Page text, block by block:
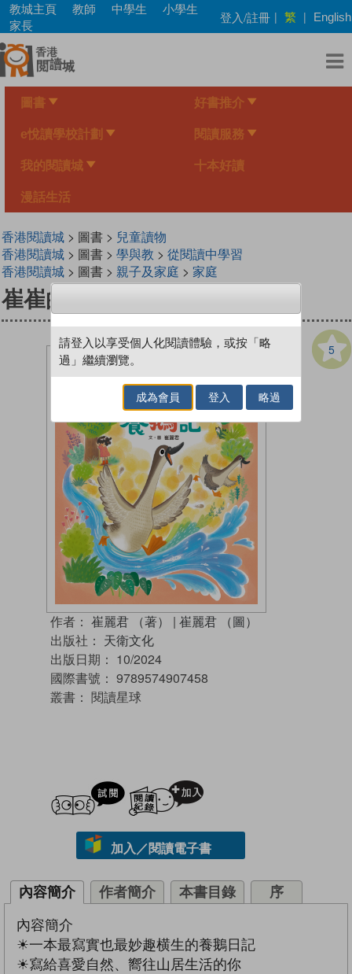
Skip
main
content
教城主頁 教師 中學生
小學生
家長
登入/註冊 | 繁 | English
圖書 好書推介
e悅讀學校計劃 閱讀服務
我的閱讀城 十本好讀
漫話生活
香港閱讀城> 圖書 > 兒童讀物
香港閱讀城> 圖書 > 學與教 > 從閱讀中學習
香港閱讀城> 圖書 > 親子及家庭 > 家庭
崔崔的山居小日子：養鵝記
5
作者： 崔麗君 （著） | 崔麗君 （圖）
出版社： 天衛文化
出版日期： 10/2024
國際書號： 9789574907458
叢書： 閱讀星球
試閲
加入／閱讀電子書
內容簡介 作者簡介 本書目錄 序
內容簡介
☀一本最寫實也最妙趣横生的養鵝日記
☀寫給喜愛自然、嚮往山居生活的你
請登入以享受個人化閱讀體驗，或按「略
過」繼續瀏覽。
成為會員 登入 略過